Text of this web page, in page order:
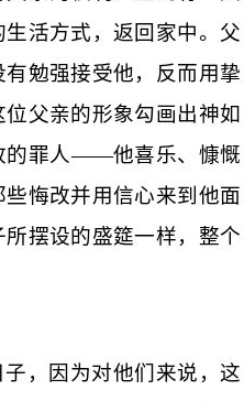
活方式，返回家中。父
勉强接受他，反而用挚
父亲的形象勾画出神如
的罪人——他喜乐、慷慨
悔改并用信心来到他面
摆设的盛筵一样，整个
，因为对他们来说，这